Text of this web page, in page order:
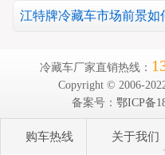
江特牌冷藏车市场前景
冷藏车厂家直销热线：
Copyright © 2006-
备案号： 鄂ICP备
购车热线 关于我们